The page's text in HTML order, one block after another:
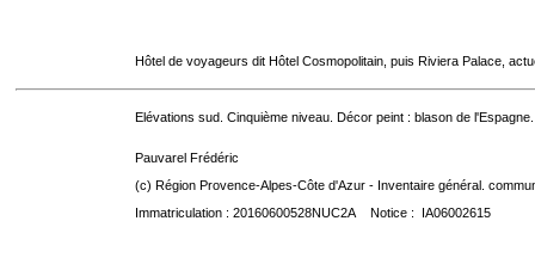
Hôtel de voyageurs dit Hôtel Cosmopolitain, puis Riviera Palace,
Elévations sud. Cinquième niveau. Décor peint : blason de l'Espagne.
Pauvarel Frédéric
(c) Région Provence-Alpes-Côte d'Azur - Inventaire général.
Immatriculation : 20160600528NUC2A Notice : IA06002615